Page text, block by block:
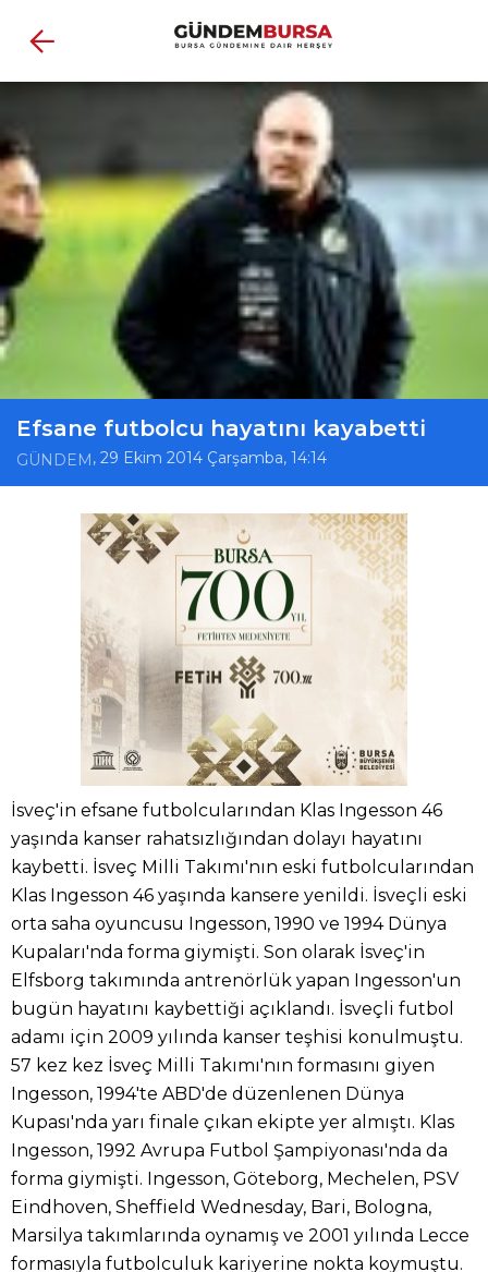
Efsane futbolcu hayatını kayabetti
GÜNDEM, 29 Ekim 2014 Çarşamba, 14:14
İsveç'in efsane futbolcularından Klas Ingesson 46
yaşında kanser rahatsızlığından dolayı hayatını
kaybetti. İsveç Milli Takımı'nın eski futbolcularından
Klas Ingesson 46 yaşında kansere yenildi. İsveçli eski
orta saha oyuncusu Ingesson, 1990 ve 1994 Dünya
Kupaları'nda forma giymişti. Son olarak İsveç'in
Elfsborg takımında antrenörlük yapan Ingesson'un
bugün hayatını kaybettiği açıklandı. İsveçli futbol
adamı için 2009 yılında kanser teşhisi konulmuştu.
57 kez kez İsveç Milli Takımı'nın formasını giyen
Ingesson, 1994'te ABD'de düzenlenen Dünya
Kupası'nda yarı finale çıkan ekipte yer almıştı. Klas
Ingesson, 1992 Avrupa Futbol Şampiyonası'nda da
forma giymişti. Ingesson, Göteborg, Mechelen, PSV
Eindhoven, Sheffield Wednesday, Bari, Bologna,
Marsilya takımlarında oynamış ve 2001 yılında Lecce
formasıyla futbolculuk kariyerine nokta koymuştu.